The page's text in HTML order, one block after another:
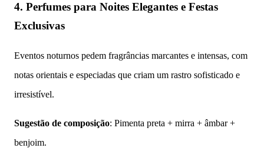
4. Perfumes para Noites Elegantes e Festas
Exclusivas
Eventos noturnos pedem fragrâncias marcantes e intensas, com
notas orientais e especiadas que criam um rastro sofisticado e
irresistível.
Sugestão de composição: Pimenta preta + mirra + âmbar +
benjoim.